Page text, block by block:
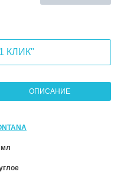
КЛИК"
ОПИСАНИЕ
мл